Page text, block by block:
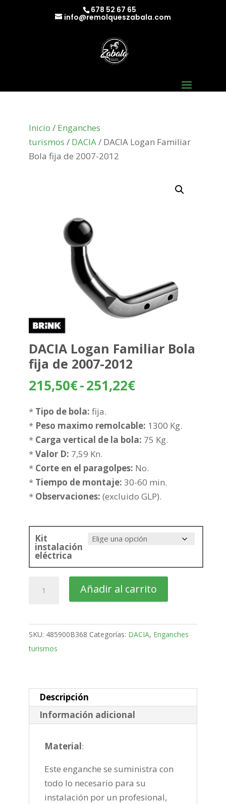
678 52 67 65
info@remolqueszabala.com
Inicio / Enganches
turismos / DACIA/ DACIA Logan Familiar
Bola fija de 2007-2012
DACIA Logan Familiar Bola
fija de 2007-2012
215,50€-251,22€Rango
desde
215,50€
251,22€
* Tipo de bola: fija.
* Peso maximo remolcable: 1300 Kg.
* Carga vertical de la bola: 75 Kg.
*Valor D: 7,59 Kn.
* Corte en el paragolpes: No.
* Tiempo de montaje: 30-60 min.
* Observaciones: (excluido GLP).
Kit
instalación
eléctrica
Logan
Bola
fija
de
cantidad
Añadir al carrito
SKU: 485900B368 Categorías: DACIA, Enganches
turismos
Descripción
Información adicional
Material:
Este enganche se suministra con
todo lo necesario para su
instalación por un profesional,